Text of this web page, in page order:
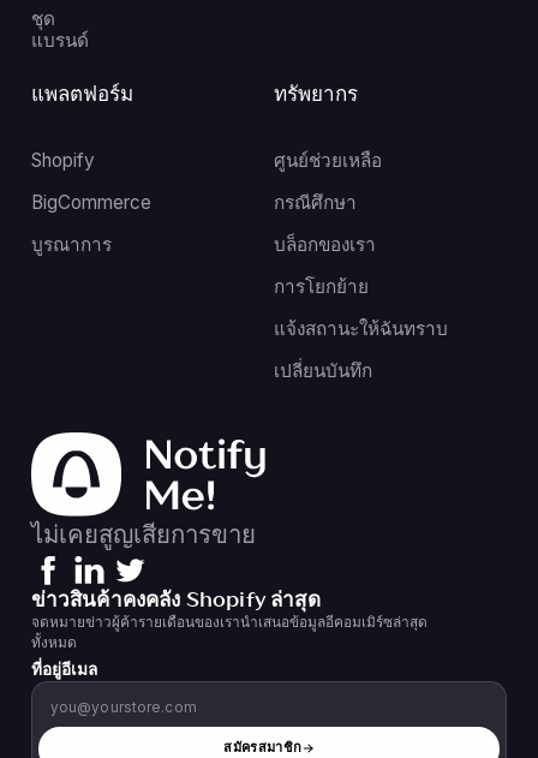
ชุด
แบรนด์
ทรัพยากร
ศูนย์ช่วยเหลือ
กรณีศึกษา
บล็อกของเรา
การโยกย้าย
แจ้งสถานะให้ฉันทราบ
เปลี่ยนบันทึก
แพลตฟอร์ม
Shopify
BigCommerce
บูรณาการ
ไม่เคยสูญเสียการขาย
ข่าวสินค้าคงคลัง Shopify ล่าสุด
จดหมายข่าวผู้ค้ารายเดือนของเรานำเสนอข้อมูลอีคอมเมิร์ซล่าสุด
ทั้งหมด
ที่อยู่อีเมล
สมัครสมาชิก